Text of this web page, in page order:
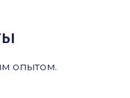
опытом.